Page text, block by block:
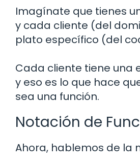
Imagínate que tienes
y cada cliente (del
plato específico (del
Cada cliente tiene una
y eso es lo que hace
sea una función.
Notación de
Ahora, hablemos de la